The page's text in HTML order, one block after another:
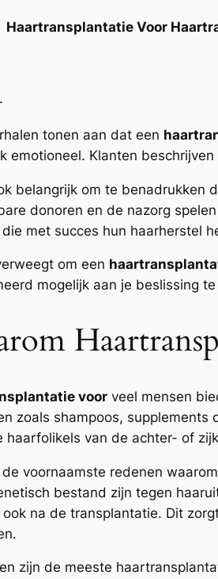
Haartransplantatie Voor
tonen aan dat een
emotioneel. Klanten
belangrijk om te benadrukken
donoren en de nazorg
die met succes hun haarherstel
om een
mogelijk aan je beslissing
voor veel mensen
zoals shampoos,
haarfolikels van de achter- of
de voornaamste redenen
bestand zijn tegen
ook na de transplantatie. Dit
zijn de meeste